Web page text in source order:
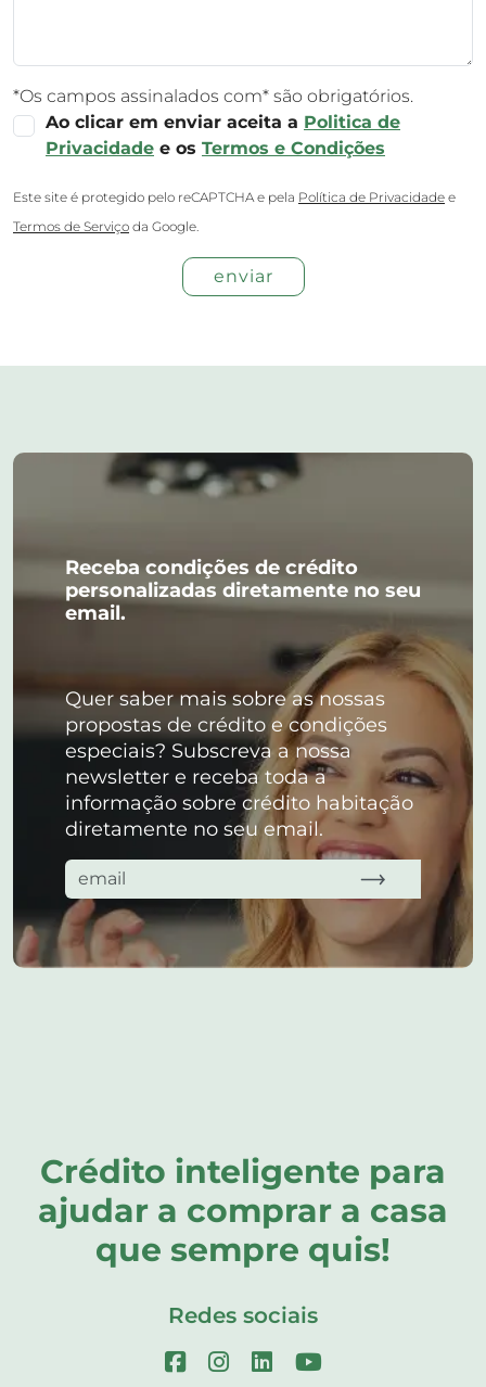
*Os campos assinalados com* são obrigatórios.
Ao clicar em enviar aceita a Politica de
Privacidade e os Termos e Condições
Este site é protegido pelo reCAPTCHA e pela Política de Privacidade e
Termos de Serviço da Google.
enviar
Receba condições de crédito
personalizadas diretamente no seu
email.
Quer saber mais sobre as nossas
propostas de crédito e condições
especiais? Subscreva a nossa
newsletter e receba toda a
informação sobre crédito habitação
diretamente no seu email.
Crédito inteligente para
ajudar a comprar a casa
que sempre quis!
Redes sociais